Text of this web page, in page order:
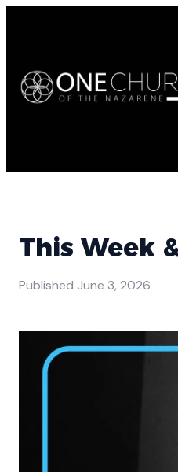
This Week
Published June 3, 2026